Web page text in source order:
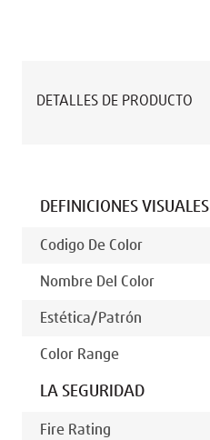
DETALLES DE PRODUCTO
DEFINICIONES VISUALES
Codigo De Color
Nombre Del Color
Estética/patrón
Color Range
LA SEGURIDAD
Fire Rating